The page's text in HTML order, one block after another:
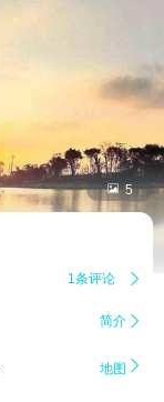
 5
1条评论 
简介 
地图 